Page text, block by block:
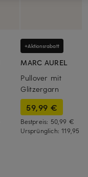
+Aktionsrabatt
MARC AUREL
Pullover mit
Glitzergarn
59,99 €
Bestpreis: 50,99 €
Ursprünglich:119,95 €